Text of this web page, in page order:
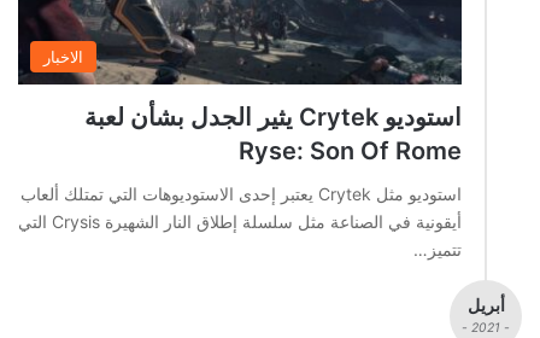
الاخبار
استوديو Crytek يثير الجدل بشأن لعبة
Ryse: Son Of Rome
استوديو مثل Crytek يعتبر إحدى الاستوديوهات التي تمتلك ألعاب
أيقونية في الصناعة مثل سلسلة إطلاق النار الشهيرة Crysis التي
تتميز…
أبريل
- 2021 -